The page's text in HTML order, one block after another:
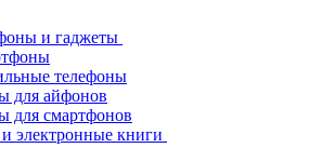
и гаджеты
телефоны
для айфонов
для смартфонов
электронные книги